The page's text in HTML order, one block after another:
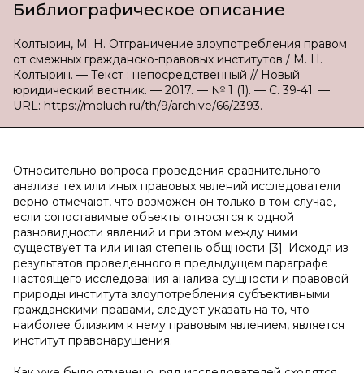
Библиографическое описание
Колтырин, М. Н. Отграничение злоупотребления правом
от смежных гражданско-правовых институтов / М. Н.
Колтырин. — Текст : непосредственный // Новый
юридический вестник. — 2017. — № 1 (1). — С. 39-41. —
URL: https://moluch.ru/th/9/archive/66/2393.
Относительно вопроса проведения сравнительного
анализа тех или иных правовых явлений исследователи
верно отмечают, что возможен он только в том случае,
если сопоставимые объекты относятся к одной
разновидности явлений и при этом между ними
существует та или иная степень общности [3]. Исходя из
результатов проведенного в предыдущем параграфе
настоящего исследования анализа сущности и правовой
природы института злоупотребления субъективными
гражданскими правами, следует указать на то, что
наиболее близким к нему правовым явлением, является
институт правонарушения.